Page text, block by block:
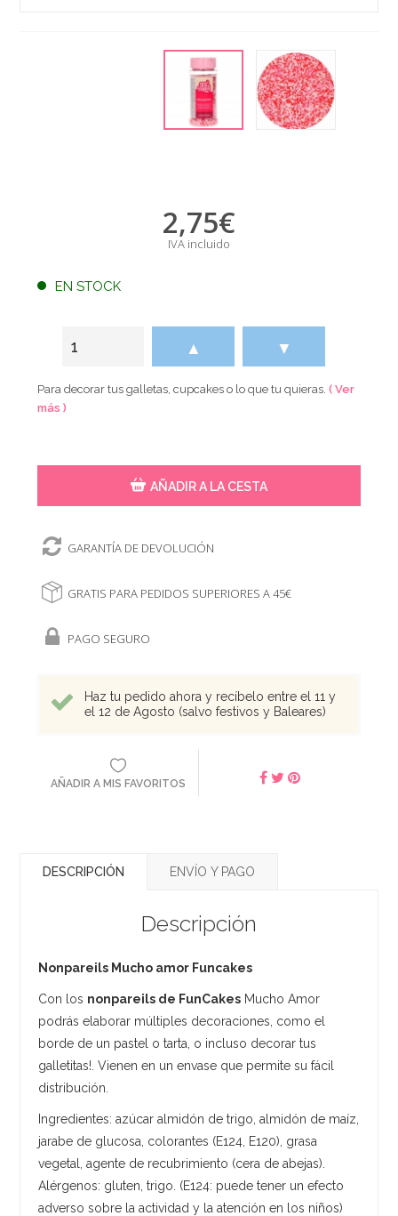
2,75€
IVA incluido
EN STOCK
▲ ▼
Para decorar tus galletas, cupcakes o lo que tu quieras.( Ver
más )
AÑADIR A LA CESTA
GARANTÍA DE DEVOLUCIÓN
GRATIS PARA PEDIDOS SUPERIORES A 45€
PAGO SEGURO
Haz tu pedido ahora y recíbelo entre el 11 y
el 12 de Agosto (salvo festivos y Baleares)
AÑADIR A MIS FAVORITOS
DESCRIPCIÓN ENVÍO Y PAGO
Descripción
Nonpareils Mucho amor Funcakes
Con los nonpareils de FunCakes Mucho Amor
podrás elaborar múltiples decoraciones, como el
borde de un pastel o tarta, o incluso decorar tus
galletitas!. Vienen en un envase que permite su fácil
distribución.
Ingredientes: azúcar almidón de trigo, almidón de maíz,
jarabe de glucosa, colorantes (E124, E120), grasa
vegetal, agente de recubrimiento (cera de abejas).
Alérgenos: gluten, trigo. (E124: puede tener un efecto
adverso sobre la actividad y la atención en los niños)